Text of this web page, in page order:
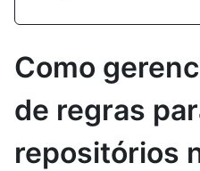
Como
de regras
repositórios